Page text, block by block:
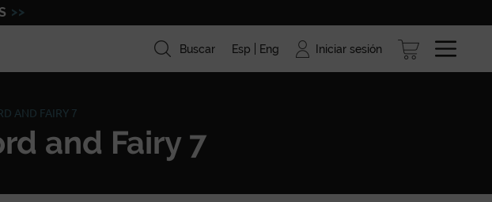
Modelismo Marcas Blog
Buscar Esp Eng Iniciar sesión
AND FAIRY 7
and Fairy 7